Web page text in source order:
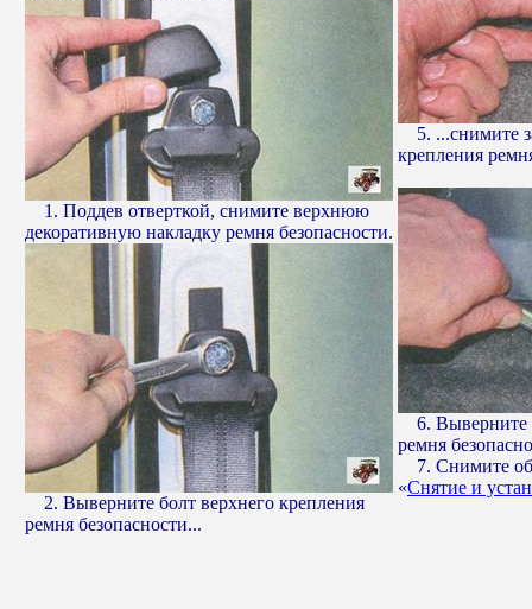
1. Поддев отверткой, снимите верхнюю
декоративную накладку ремня безопасности.
2. Выверните болт верхнего крепления
ремня безопасности...
5. ...снимите
крепления
6. Выверните
ремня
7. Снимите
«Снятие и